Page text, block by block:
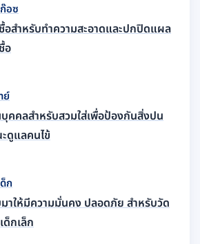
อซ
อสำหรับทำความสะอาดและปกปิดแผล
อ
ย์
คลสำหรับสวมใส่เพื่อป้องกันสิ่งปน
ดูแลคนไข้
ก
าให้มีความมั่นคง ปลอดภัย สำหรับวัด
ด็กเล็ก